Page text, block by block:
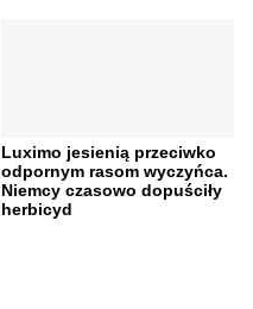
Luximo jesienią przeciwko
odpornym rasom wyczyńca.
Niemcy czasowo dopuściły
herbicyd